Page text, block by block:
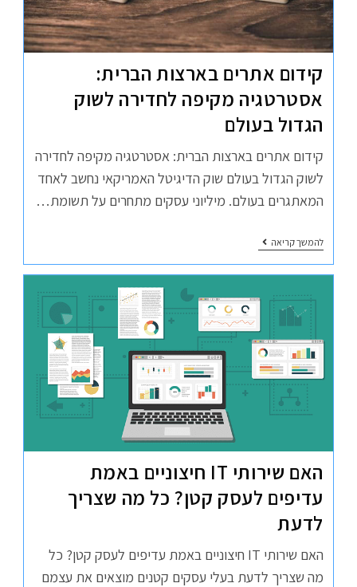
קידום אתרים בארצות הברית:
אסטרטגיה מקיפה לחדירה לשוק
הגדול בעולם
קידום אתרים בארצות הברית: אסטרטגיה מקיפה לחדירה
לשוק הגדול בעולם שוק הדיגיטל האמריקאי נחשב לאחד
המאתגרים בעולם. מיליוני עסקים מתחרים על תשומת…
להמשך קריאה
האם שירותי IT חיצוניים באמת
עדיפים לעסק קטן? כל מה שצריך
לדעת
האם שירותי IT חיצוניים באמת עדיפים לעסק קטן? כל
מה שצריך לדעת בעלי עסקים קטנים מוצאים את עצמם